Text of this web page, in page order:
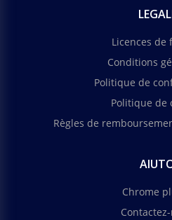
Licences de
Conditions
Politique de
Politique de
Règles de
Chrome